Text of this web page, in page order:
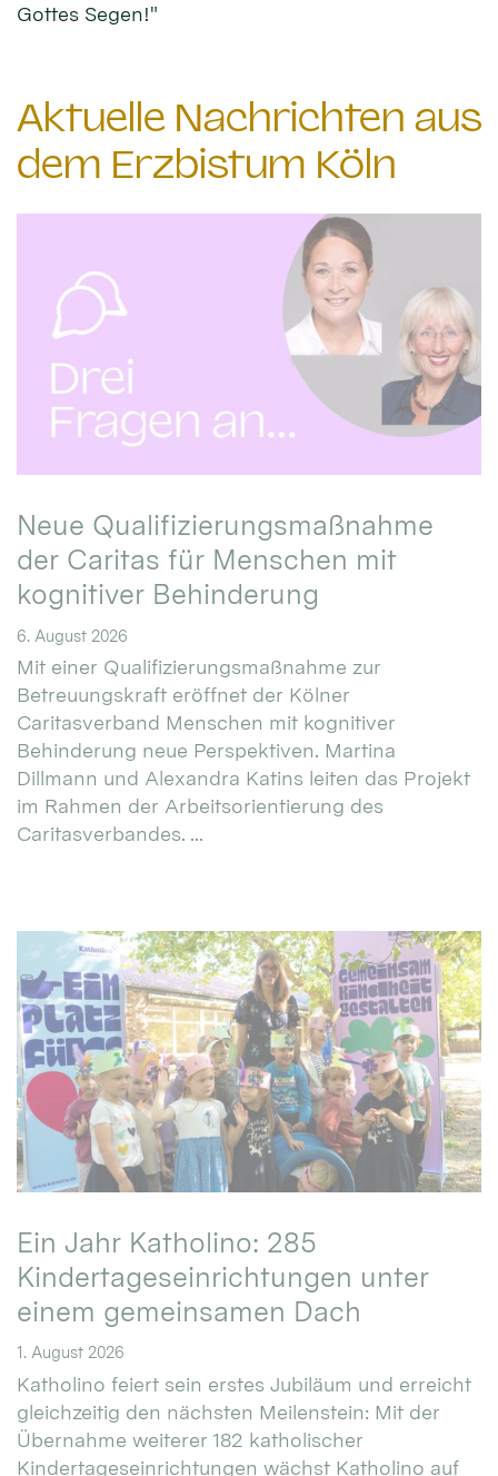
Gottes Segen!"
Aktuelle Nachrichten aus
dem Erzbistum Köln
Neue Qualifizierungsmaßnahme
der Caritas für Menschen mit
kognitiver Behinderung
6. August 2026
Mit einer Qualifizierungsmaßnahme zur
Betreuungskraft eröffnet der Kölner
Caritasverband Menschen mit kognitiver
Behinderung neue Perspektiven. Martina
Dillmann und Alexandra Katins leiten das Projekt
im Rahmen der Arbeitsorientierung des
Caritasverbandes. ...
Ein Jahr Katholino: 285
Kindertageseinrichtungen unter
einem gemeinsamen Dach
1. August 2026
Katholino feiert sein erstes Jubiläum und erreicht
gleichzeitig den nächsten Meilenstein: Mit der
Übernahme weiterer 182 katholischer
Kindertageseinrichtungen wächst Katholino auf